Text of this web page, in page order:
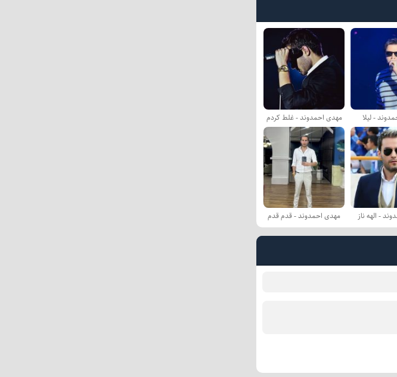
- لیلا مهدی احمدوند - غلط کردم
- الهه ناز مهدی احمدوند - قدم قدم